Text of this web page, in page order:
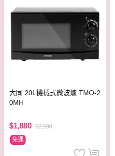
大同 20L機械式微波爐 TMO-2
0MH
$1,880 $2,990
免運